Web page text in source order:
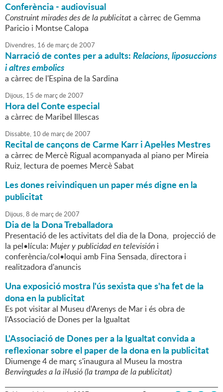
Conferència - audiovisual
Construint mirades des de la publicitata càrrec de Gemma
Paricio i Montse Calopa
Divendres, 16 de marçde2007
Narració de contes per a adults:Relacions, liposuccions
i altres embolics
a càrrec de l'Espina de la Sardina
Dijous, 15 de marçde2007
Hora del Conte especial
a càrrec de Maribel Illescas
Dissabte, 10 de marçde2007
Recital de cançons de Carme Karr i Apel·les Mestres
a càrrec de Mercè Rigual acompanyada al piano per Mireia
Ruiz, lectura de poemes Mercè Sabat
Les dones reivindiquen un paper més digne en la
publicitat
Dijous,8 de marçde2007
Dia de la Dona Treballadora
Presentació de les activitats del dia de la Dona, projecció de
la pel•lícula: Mujer y publicidad en televisión i
conferència/col•loqui amb Fina Sensada, directora i
realitzadora d'anuncis
Una exposició mostra l'ús sexista que s'ha fet de la
dona en la publicitat
Es pot visitar al Museu d'Arenys de Mar i és obra de
l'Associació de Dones per la Igualtat
L'Associació de Dones per a la Igualtat convida a
reflexionar sobre el paper de la dona en la publicitat
Diumenge 4 de març s'inaugura al Museu la mostra
Benvingudes a la il·lusió (la trampa de la publicitat)